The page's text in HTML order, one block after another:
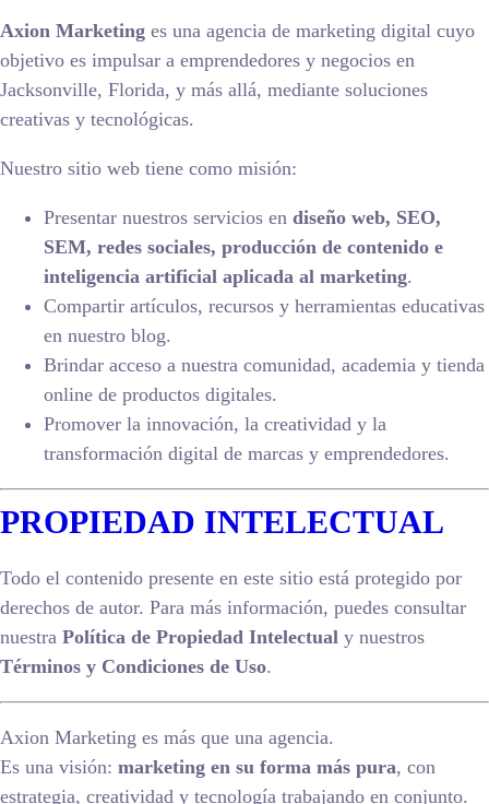
Axion Marketing es una agencia de marketing digital cuyo
objetivo es impulsar a emprendedores y negocios en
Jacksonville, Florida, y más allá, mediante soluciones
creativas y tecnológicas.
Nuestro sitio web tiene como misión:
Presentar nuestros servicios en diseño web, SEO,
SEM, redes sociales, producción de contenido e
inteligencia artificial aplicada al marketing.
Compartir artículos, recursos y herramientas educativas
en nuestro blog.
Brindar acceso a nuestra comunidad, academia y tienda
online de productos digitales.
Promover la innovación, la creatividad y la
transformación digital de marcas y emprendedores.
PROPIEDAD INTELECTUAL
Todo el contenido presente en este sitio está protegido por
derechos de autor. Para más información, puedes consultar
nuestra Política de Propiedad Intelectual y nuestros
Términos y Condiciones de Uso.
Axion Marketing es más que una agencia.
Es una visión: marketing en su forma más pura, con
estrategia, creatividad y tecnología trabajando en conjunto.